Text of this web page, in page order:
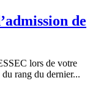
de
lors de votre
rang du dernier...